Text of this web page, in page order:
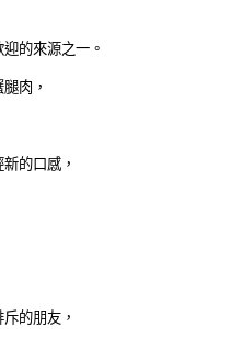
的來源之一。
肉，
的口感，
的朋友，